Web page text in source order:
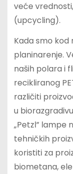
veće
(upcycling).
Kada smo kod
planinarenje.
naših polara i
recikliranog
različiti
u
„Petzl” lampe
tehničkih
koristiti za
biometana,